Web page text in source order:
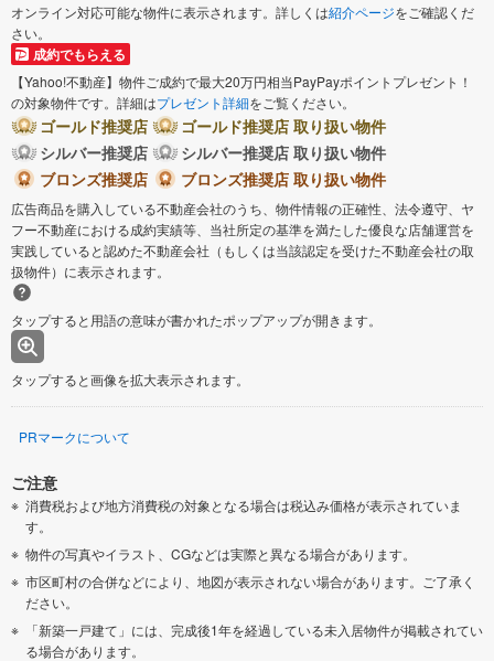
オンライン対応可能な物件に表示されます。詳しくは紹介ページをご確認くだ
さい。
成約でもらえる
【Yahoo!不動産】物件ご成約で最大20万円相当PayPayポイントプレゼント！
の対象物件です。詳細はプレゼント詳細をご覧ください。
ゴールド推奨店
ゴールド推奨店 取り扱い物件
シルバー推奨店
シルバー推奨店 取り扱い物件
ブロンズ推奨店
ブロンズ推奨店 取り扱い物件
広告商品を購入している不動産会社のうち、物件情報の正確性、法令遵守、ヤ
フー不動産における成約実績等、当社所定の基準を満たした優良な店舗運営を
実践していると認めた不動産会社（もしくは当該認定を受けた不動産会社の取
扱物件）に表示されます。
タップすると用語の意味が書かれたポップアップが開きます。
タップすると画像を拡大表示されます。
PRマークについて
ご注意
消費税および地方消費税の対象となる場合は税込み価格が表示されていま
す。
物件の写真やイラスト、CGなどは実際と異なる場合があります。
市区町村の合併などにより、地図が表示されない場合があります。ご了承く
ださい。
「新築一戸建て」には、完成後1年を経過している未入居物件が掲載されてい
る場合があります。